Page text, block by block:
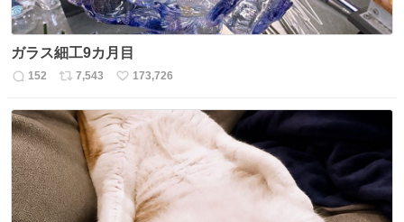
ガラス細工9カ月目
返
数
152
リ
ス
ト
数
7,543
い
ね
数
173,726